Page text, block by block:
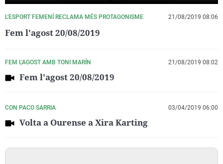
L'ESPORT FEMENÍ RECLAMA MÉS PROTAGONISME 21/08/2019 08:06
Fem l'agost 20/08/2019
FEM L'AGOST AMB TONI MARÍN 21/08/2019 08:02
Fem l'agost 20/08/2019
CON PACO SARRIA 03/04/2019 06:00
Volta a Ourense a Xira Karting